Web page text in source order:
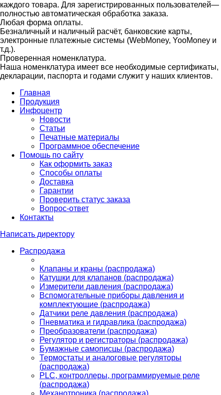
каждого товара. Для зарегистрированных пользователей—
полностью автоматическая обработка заказа.
Любая форма оплаты.
Безналичный и наличный расчёт, банковские карты,
электронные платежные системы (WebMoney, YooMoney и
т.д.).
Проверенная номенклатура.
Наша номенклатура имеет все необходимые сертификаты,
декларации, паспорта и годами служит у наших клиентов.
Главная
Продукция
Инфоцентр
Новости
Статьи
Печатные материалы
Программное обеспечение
Помощь по сайту
Как оформить заказ
Способы оплаты
Доставка
Гарантии
Проверить статус заказа
Вопрос-ответ
Контакты
Написать директору
Распродажа
Клапаны и краны (распродажа)
Катушки для клапанов (распродажа)
Измерители давления (распродажа)
Вспомогательные приборы давления и
комплектующие (распродажа)
Датчики реле давления (распродажа)
Пневматика и гидравлика (распродажа)
Преобразователи (распродажа)
Регулятор и регистраторы (распродажа)
Бумажные самописцы (распродажа)
Термостаты и аналоговые регуляторы
(распродажа)
PLС, контроллеры, программируемые реле
(распродажа)
Механотроника (распродажа)